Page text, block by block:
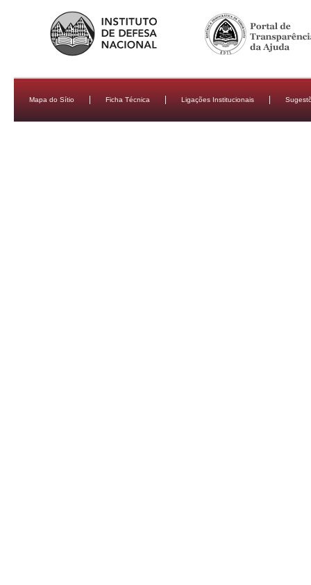
Mapa do Sítio Ficha Técnica Ligações Institucionais